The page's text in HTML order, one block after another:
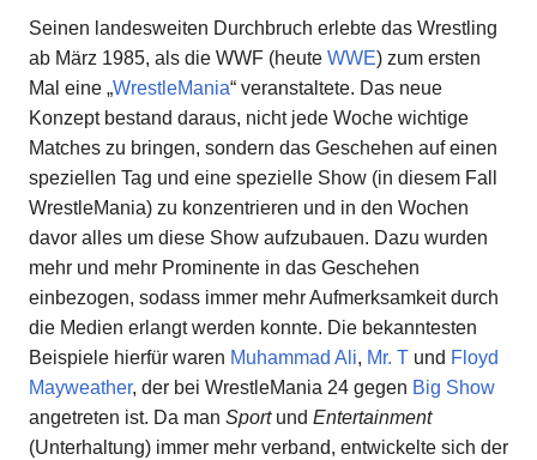
Seinen landesweiten Durchbruch erlebte das Wrestling
ab März 1985, als die WWF (heute WWE) zum ersten
Mal eine „WrestleMania“ veranstaltete. Das neue
Konzept bestand daraus, nicht jede Woche wichtige
Matches zu bringen, sondern das Geschehen auf einen
speziellen Tag und eine spezielle Show (in diesem Fall
WrestleMania) zu konzentrieren und in den Wochen
davor alles um diese Show aufzubauen. Dazu wurden
mehr und mehr Prominente in das Geschehen
einbezogen, sodass immer mehr Aufmerksamkeit durch
die Medien erlangt werden konnte. Die bekanntesten
Beispiele hierfür waren Muhammad Ali, Mr. T und Floyd
Mayweather, der bei WrestleMania 24 gegen Big Show
angetreten ist. Da man Sportund Entertainment
(Unterhaltung) immer mehr verband, entwickelte sich der